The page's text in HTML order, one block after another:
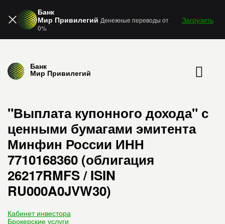
Банк
Мир Привилегий Денежные переводы от
0%
Загрузить
Банк
Мир Привилегий
"Выплата купонного дохода" с
ценными бумагами эмитента
Минфин России ИНН
7710168360 (облигация
26217RMFS / ISIN
RU000A0JVW30)
Кабинет инвестора
Брокерские услуги